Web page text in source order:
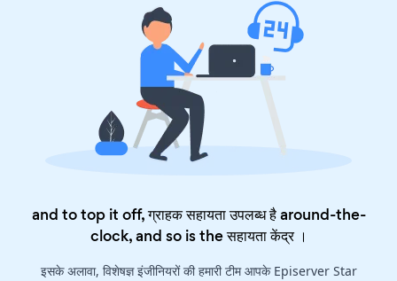
and to top it off, ग्राहक सहायता उपलब्ध है around-the-
clock, and so is theसहायता केंद्र।
इसके अलावा, विशेषज्ञ इंजीनियरों की हमारी टीम आपके Episerver Star